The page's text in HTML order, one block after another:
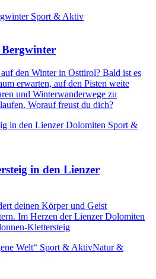
Sport & Aktiv
den Winter in Osttirol? Bald ist es
erwarten, auf den Pisten weite
und Winterwanderwege zu
Worauf freust du dich?
Sport &
in den Lienzer
deinen Körper und Geist
Im Herzen der Lienzer Dolomiten
Klettersteig
Sport & AktivNatur &